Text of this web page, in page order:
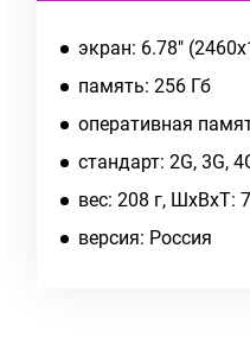
экран: 6.78"
память: 256 Гб
оперативная
cтандарт: 2G, 3G,
вес: 208 г, ШxВxТ:
версия: Россия